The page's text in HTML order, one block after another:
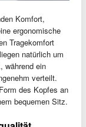
Komfort,
ergonomische
Tragekomfort
natürlich um
während ein
verteilt.
des Kopfes an
bequemen Sitz.